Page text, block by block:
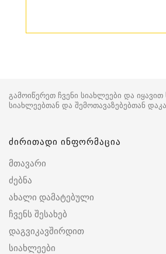
გამოიწერეთ ჩვენი სიახლეები და იყავით
სიახლეებთან და შემოთავაზებებთან
ძირითადი ინფორმაცია
მთავარი
ძებნა
ახალი დამატებული
ჩვენს შესახებ
დაგვიკავშირდით
სიახლეები